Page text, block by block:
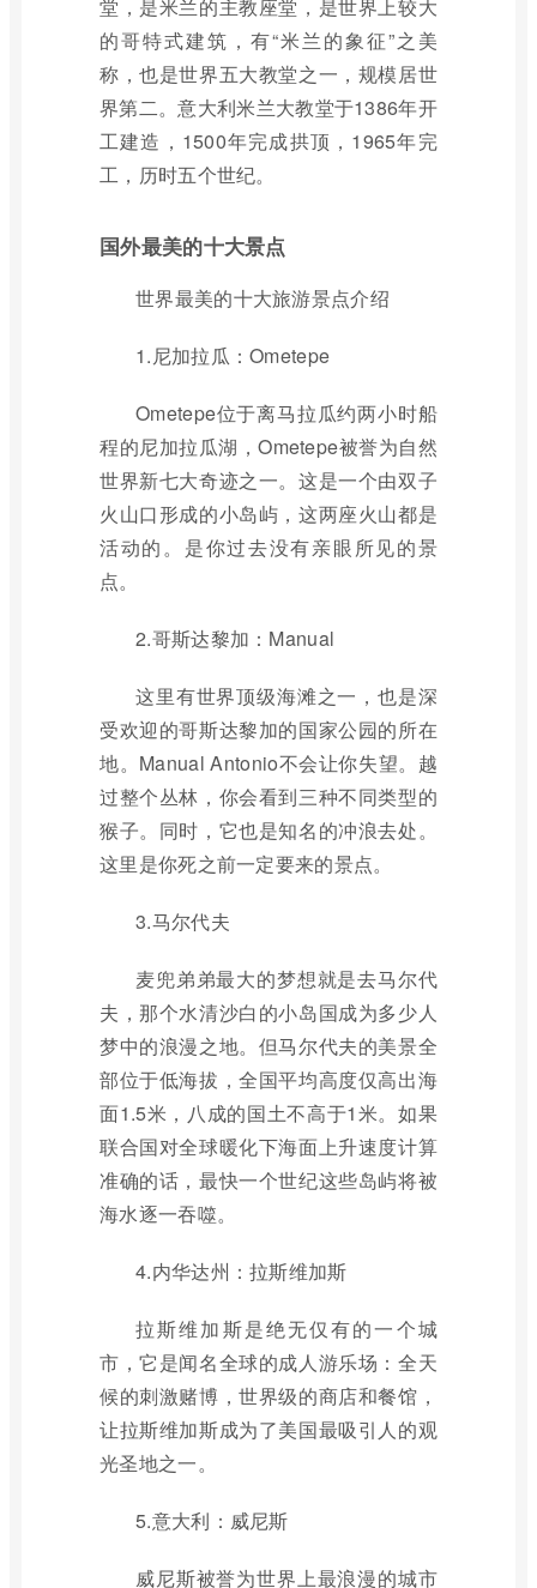
堂，是米兰的主教座堂，是世界上较大
的哥特式建筑，有“米兰的象征”之美
称，也是世界五大教堂之一，规模居世
界第二。意大利米兰大教堂于1386年开
工建造，1500年完成拱顶，1965年完
工，历时五个世纪。
国外最美的十大景点
世界最美的十大旅游景点介绍
1.尼加拉瓜：Ometepe
Ometepe位于离马拉瓜约两小时船
程的尼加拉瓜湖，Ometepe被誉为自然
世界新七大奇迹之一。这是一个由双子
火山口形成的小岛屿，这两座火山都是
活动的。是你过去没有亲眼所见的景
点。
2.哥斯达黎加：Manual
这里有世界顶级海滩之一，也是深
受欢迎的哥斯达黎加的国家公园的所在
地。Manual Antonio不会让你失望。越
过整个丛林，你会看到三种不同类型的
猴子。同时，它也是知名的冲浪去处。
这里是你死之前一定要来的景点。
3.马尔代夫
麦兜弟弟最大的梦想就是去马尔代
夫，那个水清沙白的小岛国成为多少人
梦中的浪漫之地。但马尔代夫的美景全
部位于低海拔，全国平均高度仅高出海
面1.5米，八成的国土不高于1米。如果
联合国对全球暖化下海面上升速度计算
准确的话，最快一个世纪这些岛屿将被
海水逐一吞噬。
4.内华达州：拉斯维加斯
拉斯维加斯是绝无仅有的一个城
市，它是闻名全球的成人游乐场：全天
候的刺激赌博，世界级的商店和餐馆，
让拉斯维加斯成为了美国最吸引人的观
光圣地之一。
5.意大利：威尼斯
威尼斯被誉为世界上最浪漫的城市